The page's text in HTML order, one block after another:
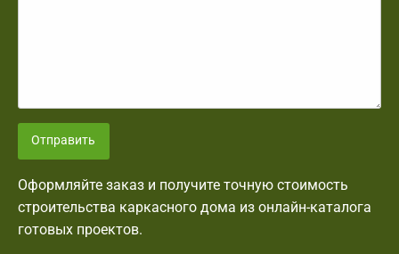
Отправить
Оформляйте заказ и получите точную стоимость
строительства каркасного дома из онлайн-каталога
готовых проектов.